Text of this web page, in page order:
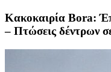
Κακοκαιρία Bora:
– Πτώσεις δέντρων